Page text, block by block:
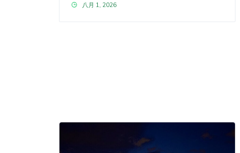
八月 1, 2026